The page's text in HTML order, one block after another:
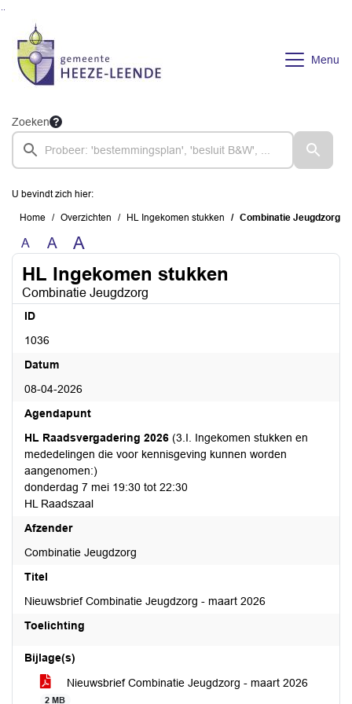
Menu
Zoeken
U bevindt zich hier:
Home Overzichten HL Ingekomen stukken Combinatie Jeugdzorg
A A A
HL Ingekomen stukken
Combinatie Jeugdzorg
ID
1036
Datum
08-04-2026
Agendapunt
HL Raadsvergadering 2026 (3.I. Ingekomen stukken en
mededelingen die voor kennisgeving kunnen worden
aangenomen:)
donderdag 7 mei 19:30 tot 22:30
HL Raadszaal
Afzender
Combinatie Jeugdzorg
Titel
Nieuwsbrief Combinatie Jeugdzorg - maart 2026
Toelichting
Bijlage(s)
Nieuwsbrief Combinatie Jeugdzorg - maart 2026
2 MB